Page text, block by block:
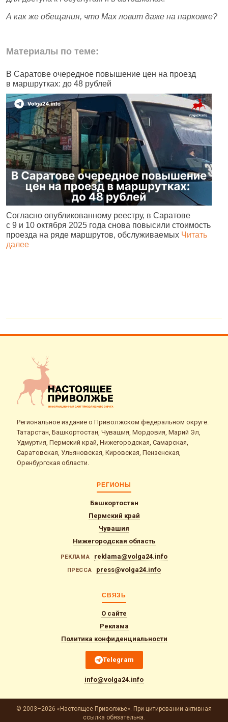
А как же обещания, что Max ловит даже на парковке?
Материалы по теме:
В Саратове очередное повышение цен на проезд
в маршрутках: до 48 рублей
Согласно опубликованному реестру, в Саратове
с 9 и 10 октября 2025 года снова повысили стоимость
проезда на ряде маршрутов, обслуживаемых Читать
далее
Региональное издание о Приволжском федеральном округе.
Татарстан, Башкортостан, Чувашия, Мордовия, Марий Эл,
Удмуртия, Пермский край, Нижегородская, Самарская,
Саратовская, Ульяновская, Кировская, Пензенская,
Оренбургская области.
РЕГИОНЫ
Башкортостан
Пермский край
Чувашия
Нижегородская область
РЕКЛАМА reklama@volga24.info
ПРЕССА press@volga24.info
СВЯЗЬ
О сайте
Реклама
Политика конфиденциальности
Telegram
info@volga24.info
© 2003–2026 «Настоящее Приволжье». При цитировании активная
ссылка обязательна.